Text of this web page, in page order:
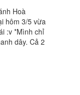
Hoà
hôm 3/5 vừa
:v *Mình chỉ
dây. Cả 2